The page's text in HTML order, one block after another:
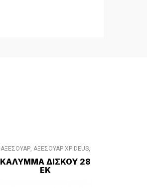
ΑΞΕΣΟΥΑΡ ΑΞΕΣΟΥΑΡ XP DEUS
ΑΞΕΣΟΥΑΡ
ΚΑΛΥΜΜΑ ΔΙΣΚΟΥ 28
ΕΚ